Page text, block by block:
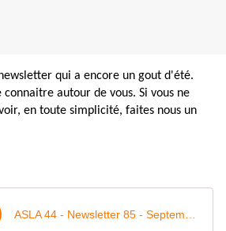
qui a encore un gout d'été.
autour de vous. Si vous ne
en toute simplicité, faites nous un